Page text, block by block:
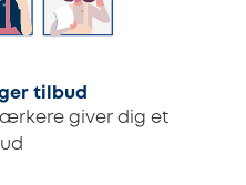
tilbud
giver dig et